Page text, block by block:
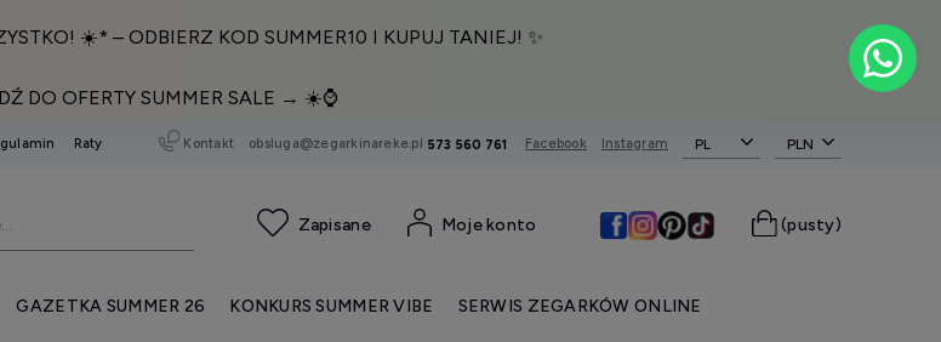
☀️* – ODBIERZ KOD SUMMER10 I KUPUJ TANIEJ! ✨
DO OFERTY SUMMER SALE → ☀️⌚️
Raty Kontakt obsluga@zegarkinareke.pl 573 560 761 Facebook Instagram PL
(pusty)
Moje konto
GAZETKA SUMMER 26 KONKURS SUMMER VIBE
SERWIS ZEGARKÓW ONLINE